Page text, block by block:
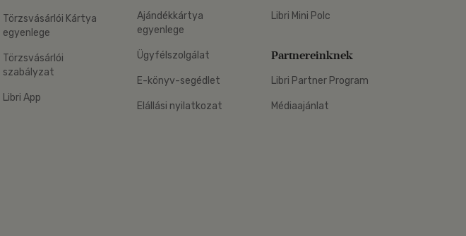
Törzsvásárlói Kártya
egyenlege
Törzsvásárlói
szabályzat
Libri App
Ajándékkártya
egyenlege
Ügyfélszolgálat
E-könyv-segédlet
Elállási nyilatkozat
Libri Mini Polc
Partnereinknek
Libri Partner Program
Médiaajánlat